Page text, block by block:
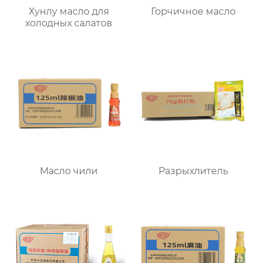
Хунлу масло для
холодных салатов
Горчичное масло
Масло чили Разрыхлитель